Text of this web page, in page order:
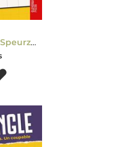
MORTANGLE - Speurzaken in Amsterdam